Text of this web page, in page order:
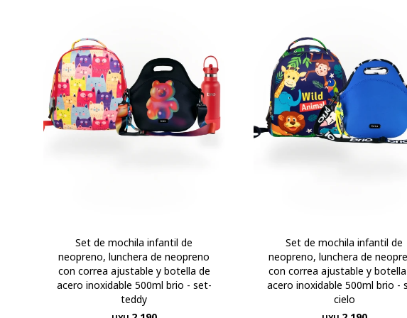
Set de mochila infantil de
neopreno, lunchera de neopreno
con correa ajustable y botella de
acero inoxidable 500ml brio - set-
teddy
Set de mochila infantil de
neopreno, lunchera de
con correa ajustable y
acero inoxidable 500ml brio -
cielo